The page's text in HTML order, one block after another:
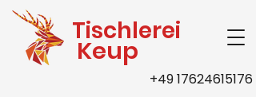
Keup
Tischlerei
+49 17624615176